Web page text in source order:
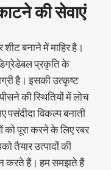
की सेवाएं
शीट बनाने में माहिर है।
प्रकृति के
है। इसकी उत्कृष्ट
की स्थितियों में लोच
पसंदीदा विकल्प बनाती
पूरा करने के लिए रबर
तैयार उत्पादों की
करते हैं। हम समझते हैं